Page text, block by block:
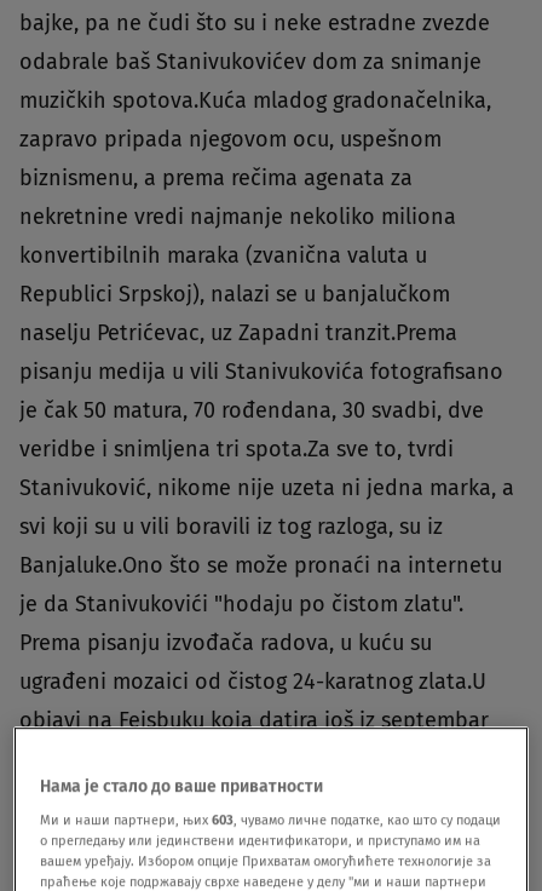
bajke, pa ne čudi što su i neke estradne zvezde
odabrale baš Stanivukovićev dom za snimanje
muzičkih spotova.Kuća mladog gradonačelnika,
zapravo pripada njegovom ocu, uspešnom
biznismenu, a prema rečima agenata za
nekretnine vredi najmanje nekoliko miliona
konvertibilnih maraka (zvanična valuta u
Republici Srpskoj), nalazi se u banjalučkom
naselju Petrićevac, uz Zapadni tranzit.Prema
pisanju medija u vili Stanivukovića fotografisano
je čak 50 matura, 70 rođendana, 30 svadbi, dve
veridbe i snimljena tri spota.Za sve to, tvrdi
Stanivuković, nikome nije uzeta ni jedna marka, a
svi koji su u vili boravili iz tog razloga, su iz
Banjaluke.Ono što se može pronaći na internetu
je da Stanivukovići "hodaju po čistom zlatu".
Prema pisanju izvođača radova, u kuću su
ugrađeni mozaici od čistog 24-karatnog zlata.U
objavi na Fejsbuku koja datira još iz septembar
vredne vile na Petrićevcu sa sledećim opisom:
“Ponosni smo što naša firma stoji iza opremanja
jedne od najpoznatijih vila u Banjaluci. Izbor
Нама је стало до ваше приватности
Ми и наши партнери, њих603 , чувамо личне податке, као што су подаци
о прегледању или јединствени идентификатори, и приступамо им на
вашем уређају. Избором опције Прихватам омогућићете технологије за
праћење које подржавају сврхе наведене у делу "ми и наши партнери